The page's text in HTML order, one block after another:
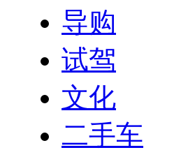
导购
试驾
文化
二手车